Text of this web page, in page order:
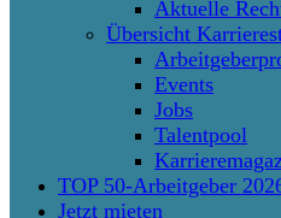
Aktuelle
Übersicht
Events
Jobs
Talentpool
TOP 50-Arbeitgeber
Jetzt mieten